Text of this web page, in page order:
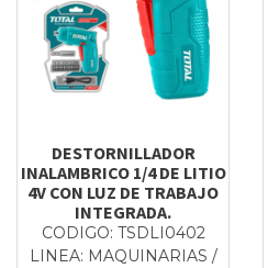
DESTORNILLADOR
INALAMBRICO 1/4 DE LITIO
4V CON LUZ DE TRABAJO
INTEGRADA.
CODIGO: TSDLI0402
LINEA: MAQUINARIAS /